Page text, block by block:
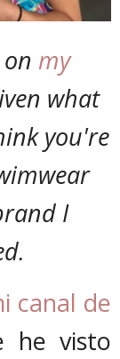
my
what
you're
I
canal de
he visto